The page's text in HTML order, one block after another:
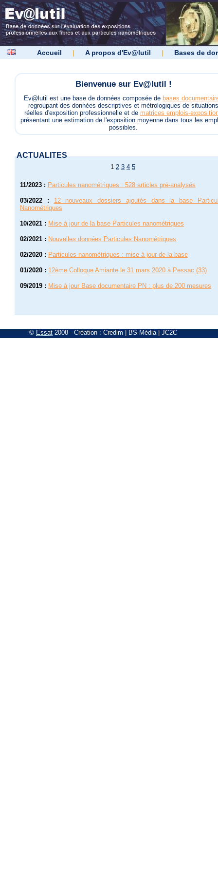
Accueil | A propos d'Ev@lutil | Bases de
Bienvenue sur Ev@lutil !
Ev@lutil est une base de données composée de bases
regroupant des données descriptives et métrologiques de situations
réelles d'exposition professionnelle et de matrices emplois-
présentant une estimation de l'exposition moyenne dans tous les
possibles.
ACTUALITES
1 2 3 4 5
11/2023 : Particules nanométriques : 528 articles pré-analysés
03/2022 :
12 nouveaux dossiers ajoutés dans la base
Nanométriques
10/2021 : Mise à jour de la base Particules nanométriques
02/2021 : Nouvelles données Particules Nanométriques
02/2020 : Particules nanométriques : mise à jour de la base
01/2020 : 12ème Colloque Amiante le 31 mars 2020 à Pessac (33)
09/2019 : Mise à jour Base documentaire PN : plus de 200 mesures
© Essat 2008 - Création : Credim BS-Média| JC2C